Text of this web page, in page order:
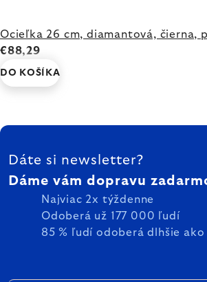
Ocieľka 26 cm, diamantová, čierna,
€88,29
DO KOŠÍKA
ZÁPÄTIE
Dáte si newsletter?
Dáme vám dopravu
Najviac 2x týždenne
Odoberá už 177 000 ľudí
85 % ľudí odoberá dlhšie ako